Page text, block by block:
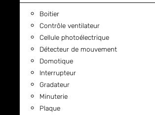
Boitier
Contrôle ventilateur
Cellule photoélectrique
Détecteur de mouvement
Domotique
Interrupteur
Gradateur
Minuterie
Plaque